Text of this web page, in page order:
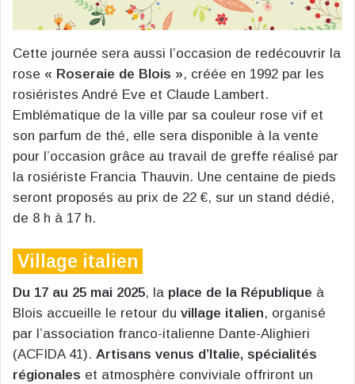
Cette journée sera aussi l’occasion de redécouvrir la
rose « Roseraie de Blois », créée en 1992 par les
rosiéristes André Eve et Claude Lambert.
Emblématique de la ville par sa couleur rose vif et
son parfum de thé, elle sera disponible à la vente
pour l’occasion grâce au travail de greffe réalisé par
la rosiériste Francia Thauvin. Une centaine de pieds
seront proposés au prix de 22 €, sur un stand dédié,
de 8 h à 17 h.
Village italien
Du 17 au 25 mai 2025, la place de la République à
Blois accueille le retour du village italien, organisé
par l’association franco-italienne Dante-Alighieri
(ACFIDA 41). Artisans venus d’Italie, spécialités
régionales et atmosphère conviviale offriront un